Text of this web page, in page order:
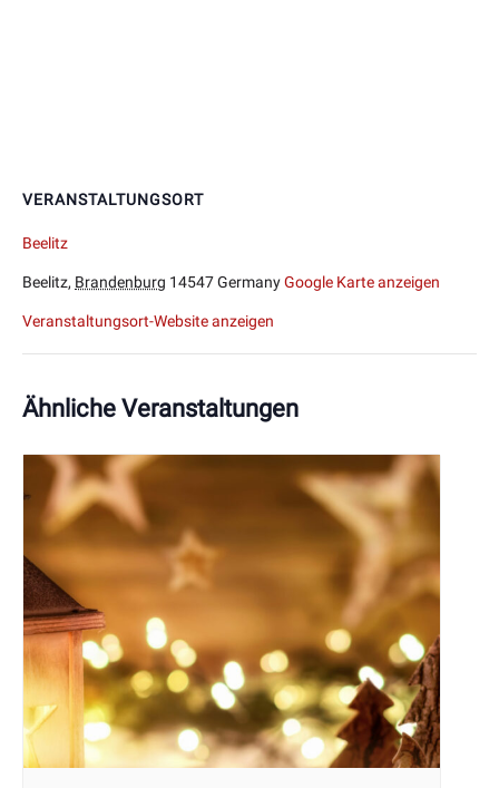
VERANSTALTUNGSORT
Beelitz
Beelitz, Brandenburg 14547GermanyGoogle Karte anzeigen
Veranstaltungsort-Website anzeigen
Ähnliche Veranstaltungen